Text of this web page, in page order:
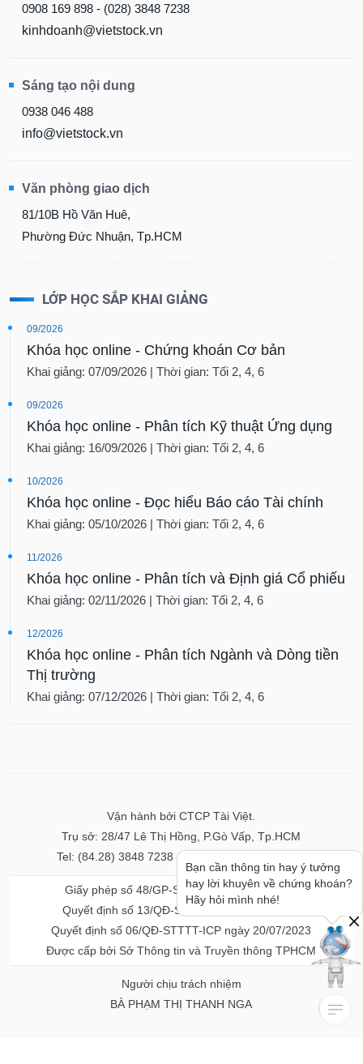
0908 169 898 - (028) 3848 7238
kinhdoanh@vietstock.vn
Sáng tạo nội dung
0938 046 488
info@vietstock.vn
Văn phòng giao dịch
81/10B Hồ Văn Huê,
Phường Đức Nhuận, Tp.HCM
LỚP HỌC SẮP KHAI GIẢNG
09/2026
Khóa học online - Chứng khoán Cơ bản
Khai giảng: 07/09/2026 | Thời gian: Tối 2, 4, 6
09/2026
Khóa học online - Phân tích Kỹ thuật Ứng dụng
Khai giảng: 16/09/2026 | Thời gian: Tối 2, 4, 6
10/2026
Khóa học online - Đọc hiểu Báo cáo Tài chính
Khai giảng: 05/10/2026 | Thời gian: Tối 2, 4, 6
11/2026
Khóa học online - Phân tích và Định giá Cổ phiếu
Khai giảng: 02/11/2026 | Thời gian: Tối 2, 4, 6
12/2026
Khóa học online - Phân tích Ngành và Dòng tiền
Thị trường
Khai giảng: 07/12/2026 | Thời gian: Tối 2, 4, 6
Vận hành bởi CTCP Tài Việt.
Trụ sở: 28/47 Lê Thị Hồng, P.Gò Vấp, Tp.HCM
Tel: (84.28) 3848 7238 - Fax: (84.28) 3848 7237
Giấy phép số 48/GP-STTTT ngày 04/11/2016
Quyết định số 13/QĐ-STTTT ngày 02/11/2017
Quyết định số 06/QĐ-STTTT-ICP ngày 20/07/2023
Được cấp bởi Sở Thông tin và Truyền thông TPHCM
Người chịu trách nhiệm
BÀ PHẠM THỊ THANH NGA
Bạn cần thông tin hay ý tưởng
hay lời khuyên về chứng khoán?
Hãy hỏi mình nhé!